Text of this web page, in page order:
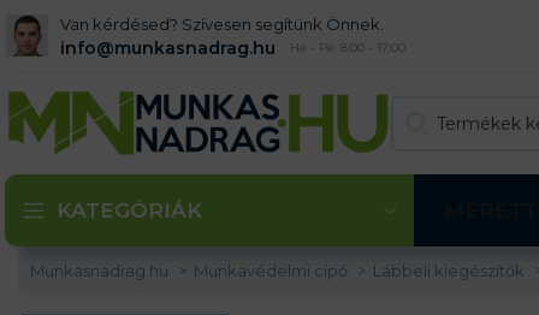
Van kérdésed? Szívesen segítünk Önnek.
info@munkasnadrag.hu Hé - Pé: 8:00 - 17:00
KATEGÓRIÁK
Munkasnadrag.hu Munkavédelmi cipő Lábbeli kiegészítők